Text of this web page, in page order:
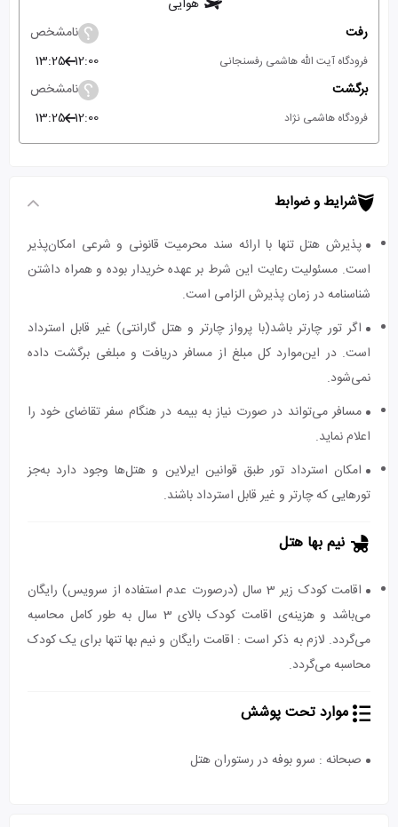
هوایی
رفت
نامشخص
فرودگاه آیت الله هاشمی رفسنجانی 12:00
13:25
برگشت
نامشخص
فرودگاه هاشمی نژاد 12:00
13:25
شرایط و ضوابط
پذیرش هتل تنها با ارائه سند محرمیت قانونی و شرعی امکان‌پذیر
است. مسئولیت رعایت این شرط بر عهده خریدار بوده و همراه داشتن
شناسنامه در زمان پذیرش الزامی است.
اگر تور چارتر باشد(با پرواز چارتر و هتل گارانتی) غیر قابل استرداد
است. در این‌موارد کل مبلغ از مسافر دریافت و مبلغی برگشت داده
نمی‌شود.
مسافر می‌تواند در صورت نیاز به بیمه در هنگام سفر تقاضای خود را
اعلام نماید.
امکان استرداد تور طبق قوانین ایرلاین و هتل‌ها وجود دارد به‌جز
تورهایی که چارتر و غیر قابل استرداد باشند.
نیم بها هتل
اقامت کودک زیر 3 سال (درصورت عدم استفاده از سرویس) رایگان
می‌باشد و هزینه‌ی اقامت کودک بالای 3 سال به طور کامل محاسبه
می‌گردد. لازم به ذکر است : اقامت رایگان و نیم بها تنها برای یک کودک
محاسبه می‌گردد.
موارد تحت پوشش
صبحانه : سرو بوفه در رستوران هتل